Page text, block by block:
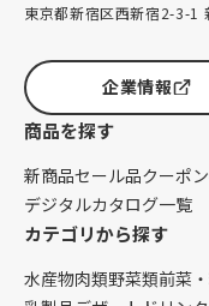
東京都新宿区西新宿2-3-1
企業情報
商品を探す
新商品セール品クーポン
デジタルカタログ一覧
カテゴリから探す
水産物肉類野菜類前菜